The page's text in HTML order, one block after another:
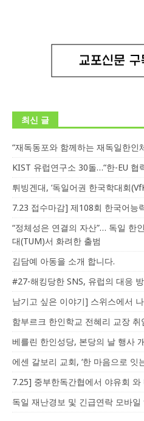
최신 글
“재독동포와 함께하는 재독일한인
KIST 유럽연구소 30돌…“한-EU 협
튀빙겐대, ‘독일어권 한국학대회
7.23 접수마감] 제108회 한국어능
“정체성은 연결의 자산”… 독일 한
대(TUM)서 화려한 출범
김담예 아동을 소개 합니다.
#27-해킹당한 SNS, 유럽의 대응
남기고 싶은 이야기] 스위스에서
함부르크 한인학교 전혜리 교장 취
베를린 한인성당, 본당의 날 행사
에센 갈보리 교회, ‘한 마음으로 잇
7.25] 중부한독간협에서 야유회 와
독일 재난경보 및 긴급연락 모바일